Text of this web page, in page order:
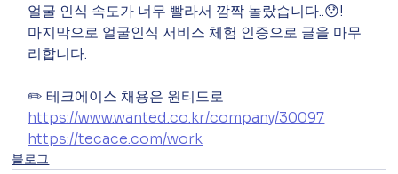
얼굴 인식 속도가 너무 빨라서 깜짝 놀랐습니다..😯!
마지막으로 얼굴인식 서비스 체험 인증으로 글을 마무
리합니다.
✏️ 테크에이스 채용은 원티드로
https://www.wanted.co.kr/company/30097
https://tecace.com/work
블로그